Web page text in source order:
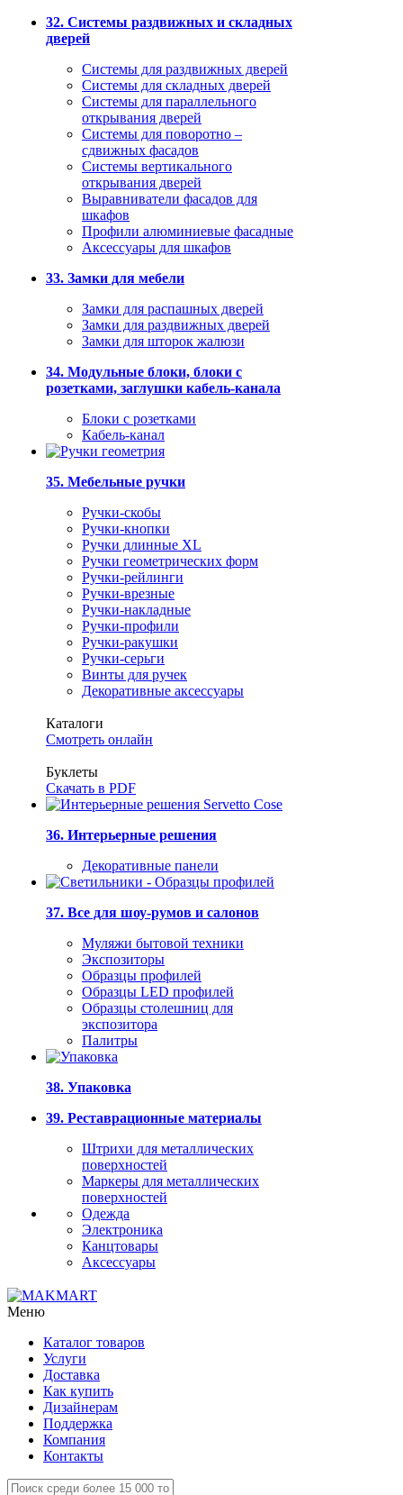
32. Системы раздвижных и складных
дверей
Системы для раздвижных дверей
Системы для складных дверей
Системы для параллельного
открывания дверей
Системы для поворотно –
сдвижных фасадов
Системы вертикального
открывания дверей
Выравниватели фасадов для
шкафов
Профили алюминиевые фасадные
Аксессуары для шкафов
33. Замки для мебели
Замки для распашных дверей
Замки для раздвижных дверей
Замки для шторок жалюзи
34. Модульные блоки, блоки с
розетками, заглушки кабель-канала
Блоки с розетками
Кабель-канал
35. Мебельные ручки
Ручки-скобы
Ручки-кнопки
Ручки длинные XL
Ручки геометрических форм
Ручки-рейлинги
Ручки-врезные
Ручки-накладные
Ручки-профили
Ручки-ракушки
Ручки-серьги
Винты для ручек
Декоративные аксессуары
Каталоги
Смотреть онлайн
Буклеты
Скачать в PDF
36. Интерьерные решения
Декоративные панели
37. Все для шоу-румов и салонов
Муляжи бытовой техники
Экспозиторы
Образцы профилей
Образцы LED профилей
Образцы столешниц для
экспозитора
Палитры
38. Упаковка
39. Реставрационные материалы
Штрихи для металлических
поверхностей
Маркеры для металлических
поверхностей
Одежда
Электроника
Канцтовары
Аксессуары
Меню
Каталог товаров
Услуги
Доставка
Как купить
Дизайнерам
Поддержка
Компания
Контакты